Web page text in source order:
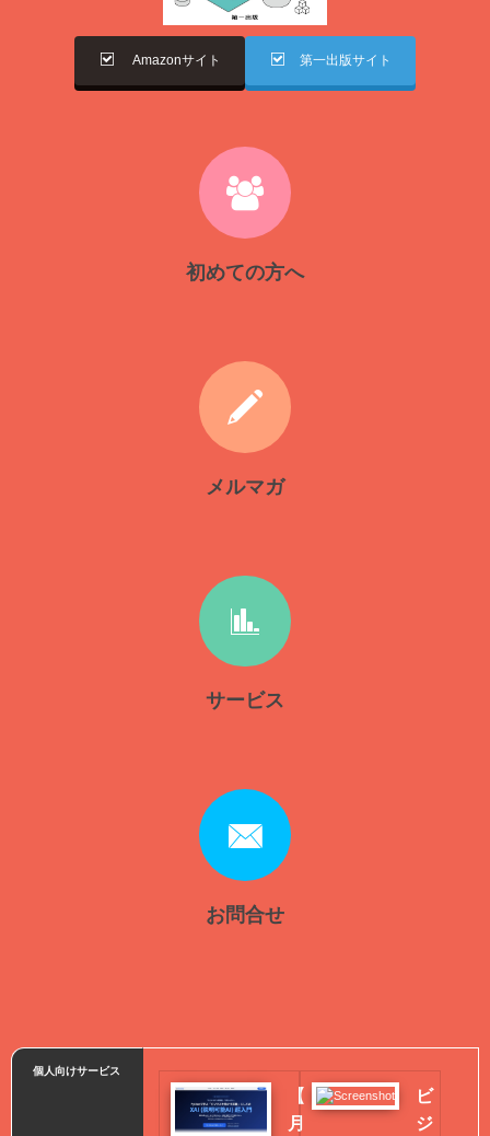
Amazonサイト 第一出版サイト
初めての方へ
メルマガ
サービス
お問合せ
個人向けサービス
【
月
ビ
ジ